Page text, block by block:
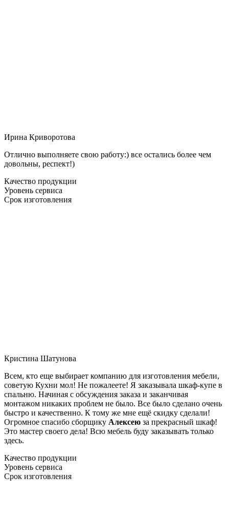
Ирина Криворотова
Отлично выполняете свою работу:) все остались более чем
довольны, респект!)
Качество продукции
Уровень сервиса
Срок изготовления
Кристина Шатунова
Всем, кто еще выбирает компанию для изготовления мебели,
советую Кухни мол! Не пожалеете! Я заказывала шкаф-купе в
спальню. Начиная с обсуждения заказа и заканчивая
монтажом никаких проблем не было. Все было сделано очень
быстро и качественно. К тому же мне ещё скидку сделали!
Огромное спасибо сборщику Алексею за прекрасный шкаф!
Это мастер своего дела! Всю мебель буду заказывать только
здесь.
Качество продукции
Уровень сервиса
Срок изготовления